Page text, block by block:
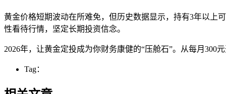
黄金价格短期波动在所难免，但历史数据显示，持有3年以上
性看待行情，坚定长期投资信念。
2026年，让黄金定投成为你财务康健的“压舱石”。从每月300
Tag：